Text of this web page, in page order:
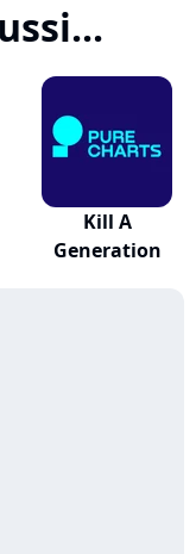
Kill A
Generation